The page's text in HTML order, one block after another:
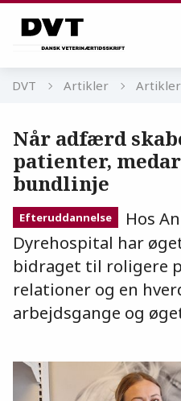
DVT Artikler Artikler
Når adfærd
patienter,
bundlinje
Efteruddannelse
Hos
Dyrehospital har
bidraget til roligere
relationer og en
arbejdsgange og